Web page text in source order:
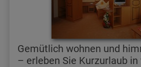
Gemütlich wohnen und
– erleben Sie Kurzurlaub in